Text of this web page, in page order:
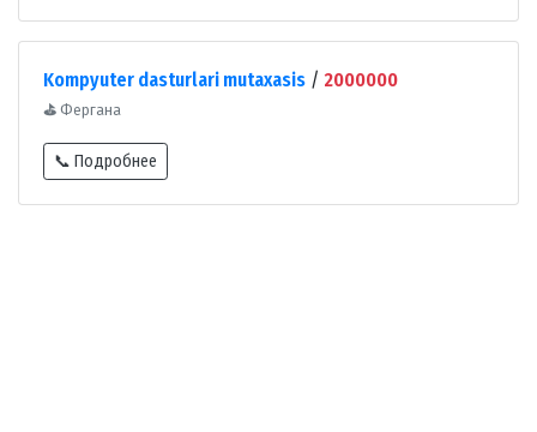
Kompyuter dasturlari mutaxasis / 2000000
⛳ Фергана
📞 Подробнее